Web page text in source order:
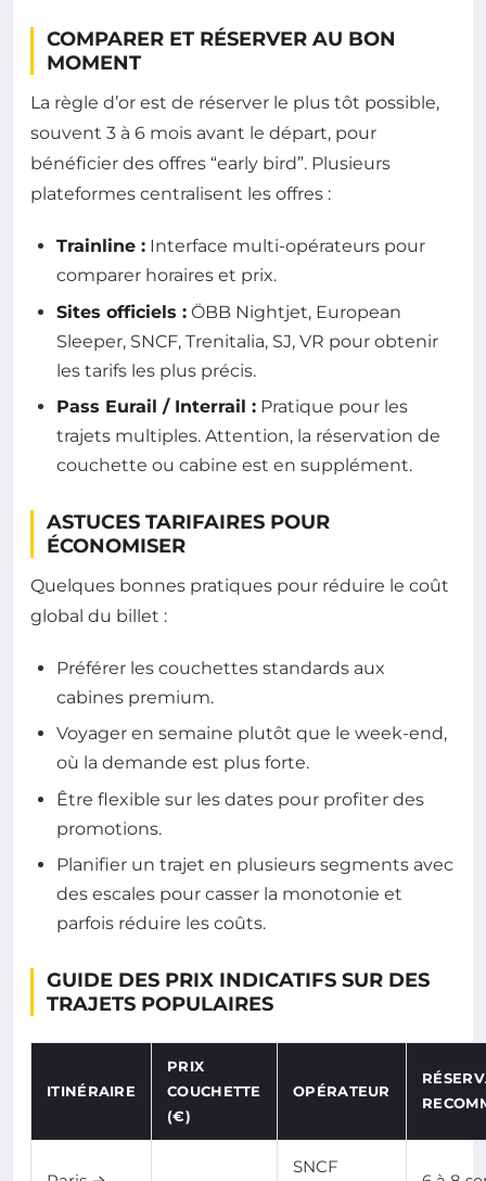
COMPARER ET RÉSERVER AU BON
MOMENT
La règle d’or est de réserver le plus tôt possible,
souvent 3 à 6 mois avant le départ, pour
bénéficier des offres “early bird”. Plusieurs
plateformes centralisent les offres :
Trainline : Interface multi-opérateurs pour
comparer horaires et prix.
Sites officiels : ÖBB Nightjet, European
Sleeper, SNCF, Trenitalia, SJ, VR pour obtenir
les tarifs les plus précis.
Pass Eurail / Interrail : Pratique pour les
trajets multiples. Attention, la réservation de
couchette ou cabine est en supplément.
ASTUCES TARIFAIRES POUR
ÉCONOMISER
Quelques bonnes pratiques pour réduire le coût
global du billet :
Préférer les couchettes standards aux
cabines premium.
Voyager en semaine plutôt que le week-end,
où la demande est plus forte.
Être flexible sur les dates pour profiter des
promotions.
Planifier un trajet en plusieurs segments avec
des escales pour casser la monotonie et
parfois réduire les coûts.
GUIDE DES PRIX INDICATIFS SUR DES
TRAJETS POPULAIRES
ITINÉRAIRE
PRIX
COUCHETTE
(€)
OPÉRATEUR
SNCF